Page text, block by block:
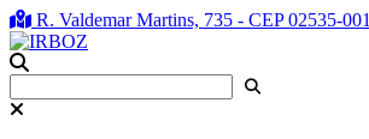
R. Valdemar Martins, 735 - CEP 02535-001